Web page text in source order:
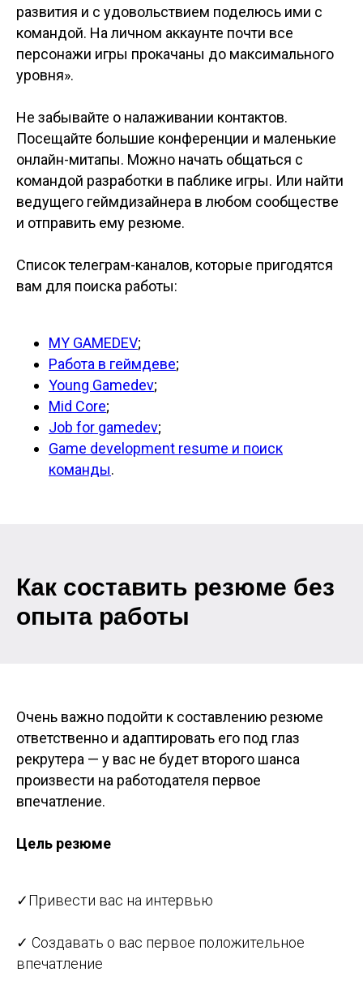
развития и с удовольствием поделюсь ими с
командой. На личном аккаунте почти все
персонажи игры прокачаны до максимального
уровня».
Не забывайте о налаживании контактов.
Посещайте большие конференции и маленькие
онлайн-митапы. Можно начать общаться с
командой разработки в паблике игры. Или найти
ведущего геймдизайнера в любом сообществе
и отправить ему резюме.
Список телеграм-каналов, которые пригодятся
вам для поиска работы:
MY GAMEDEV;
Работа в геймдеве;
Young Gamedev;
Mid Core;
Job for gamedev;
Game development resume и поиск
команды.
Как составить резюме без
опыта работы
Очень важно подойти к составлению резюме
ответственно и адаптировать его под глаз
рекрутера — у вас не будет второго шанса
произвести на работодателя первое
впечатление.
Цель резюме
✓Привести вас на интервью
✓ Создавать о вас первое положительное
впечатление